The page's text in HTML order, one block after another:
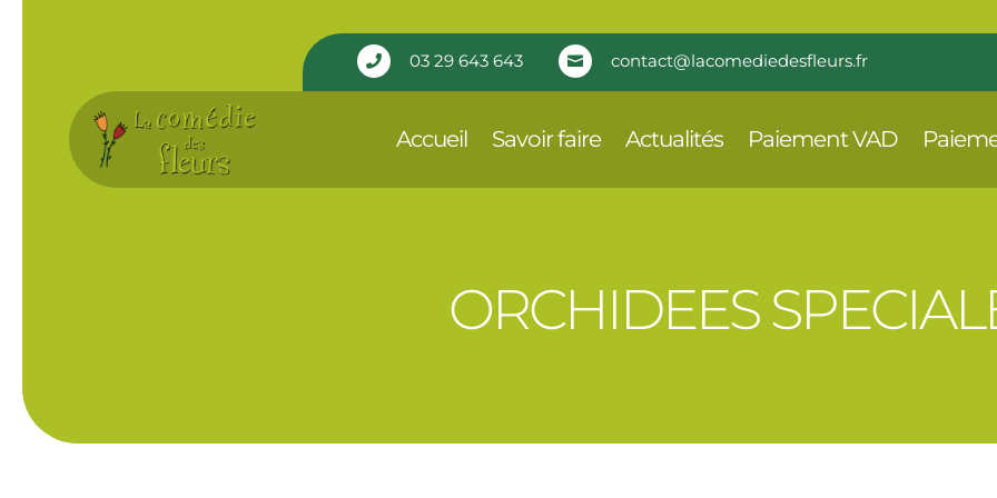
 03 29 643 643  contact@lacomediedesfleurs.fr
Accueil Savoir faire Actualités Paiement VAD
ORCHIDEES